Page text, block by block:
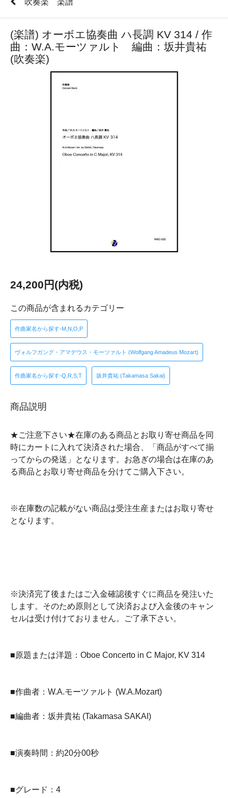
(楽譜) オーボエ協奏曲 ハ長調 KV 314 / 作
曲：W.A.モーツァルト 編曲：坂井貴祐
(吹奏楽)
24,200円(内税)
この商品が含まれるカテゴリー
作曲家名から探す-M,N,O,P
ヴォルフガング・アマデウス・モーツァルト (Wolfgang Amadeus Mozart)
作曲家名から探す-Q,R,S,T 坂井貴祐 (Takamasa Sakai)
商品説明
★ご注意下さい★在庫のある商品とお取り寄せ商品を同
時にカートに入れて決済された場合、「商品がすべて揃
ってからの発送」となります。お急ぎの場合は在庫のあ
る商品とお取り寄せ商品を分けてご購入下さい。
※在庫数の記載がない商品は受注生産またはお取り寄せ
となります。
※決済完了後またはご入金確認後すぐに商品を発注いた
します。そのため原則として決済および入金後のキャン
セルは受け付けておりません。ご了承下さい。
■原題または洋題：Oboe Concerto in C Major, KV 314
■作曲者：W.A.モーツァルト (W.A.Mozart)
■編曲者：坂井貴祐 (Takamasa SAKAI)
■演奏時間：約20分00秒
■グレード：4